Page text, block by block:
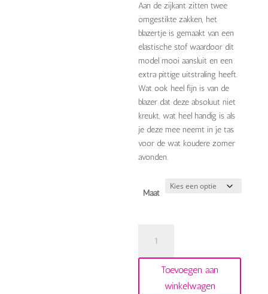
Aan de zijkant zitten twee
omgestikte zakken, het
blazertje is gemaakt van een
elastische stof waardoor dit
model mooi aansluit en een
extra pittige uitstraling heeft.
Wat ook heel fijn is van de
blazer dat deze absoluut niet
kreukt, wat heel handig is als
je deze mee neemt in je tas
voor de wat koudere zomer
avonden.
Maat
blazer
beige
Toevoegen aan
winkelwagen